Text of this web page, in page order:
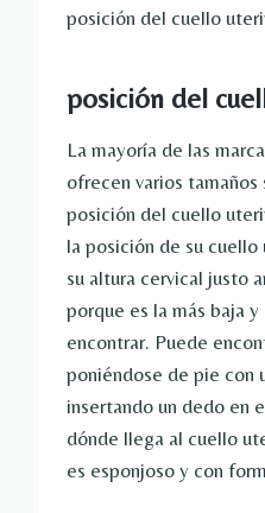
posición del cuello
posición del
La mayoría de las
ofrecen varios
posición del cuello
la posición de su
su altura cervical justo
porque es la más baja
encontrar. Puede
poniéndose de pie con
insertando un dedo en
dónde llega al cuello
es esponjoso y con